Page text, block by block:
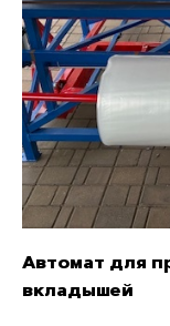
Автомат для
вкладышей